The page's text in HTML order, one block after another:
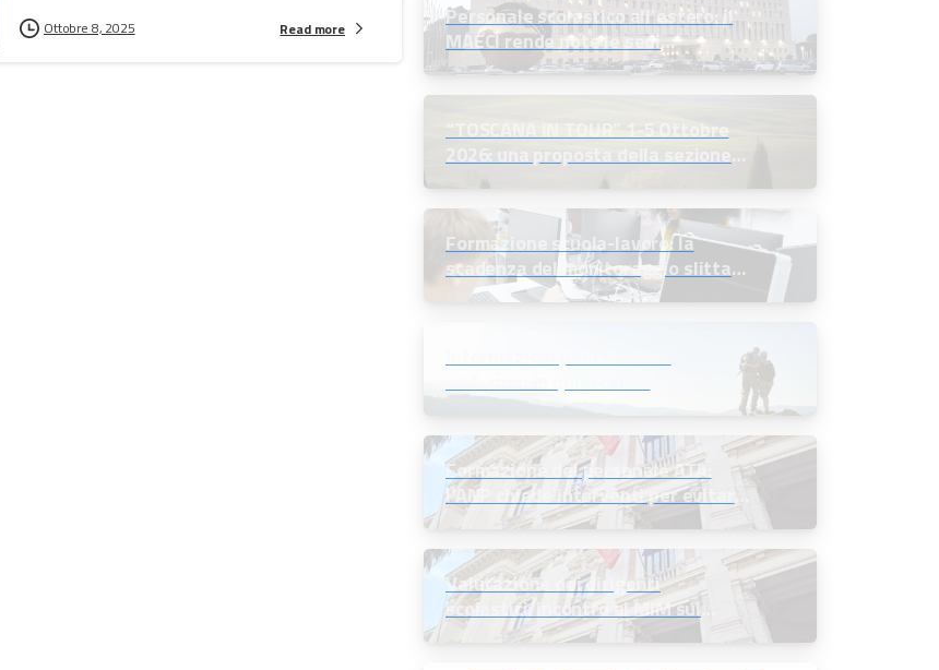
Ottobre 8, 2025 Read more
Personale scolastico all’estero: il
MAECI rende note le sedi
disponibili e indice le selezioni
Formazione scuola-lavoro: la
scadenza del monitoraggio slitta
all’11 settembre 2026
Formazione del personale ATA:
l’ANP chiede interventi per evitare
sprechi e valorizzare gli
investimenti
Valutazione dei dirigenti
scolastici: incontro al MIM sul
monitoraggio dei risultati